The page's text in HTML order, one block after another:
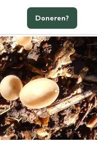
Doneren?